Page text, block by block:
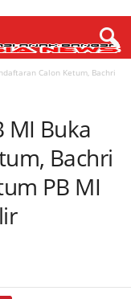
Calon Ketum, Bachri
MI Buka
Bachri
PB MI